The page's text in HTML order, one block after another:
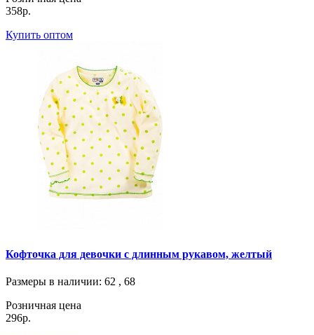
358р.
Купить оптом
Кофточка для девочки с длинным рукавом, желтый
Размеры в наличии: 62 , 68
Розничная цена
296р.